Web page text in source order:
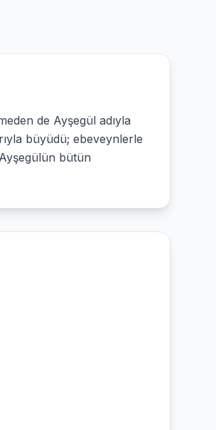
de Ayşegül adıyla
büyüdü; ebeveynlerle
bütün